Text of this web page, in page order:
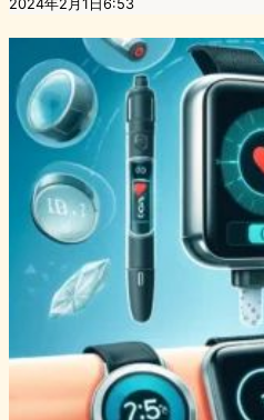
2024年2月1日6:53